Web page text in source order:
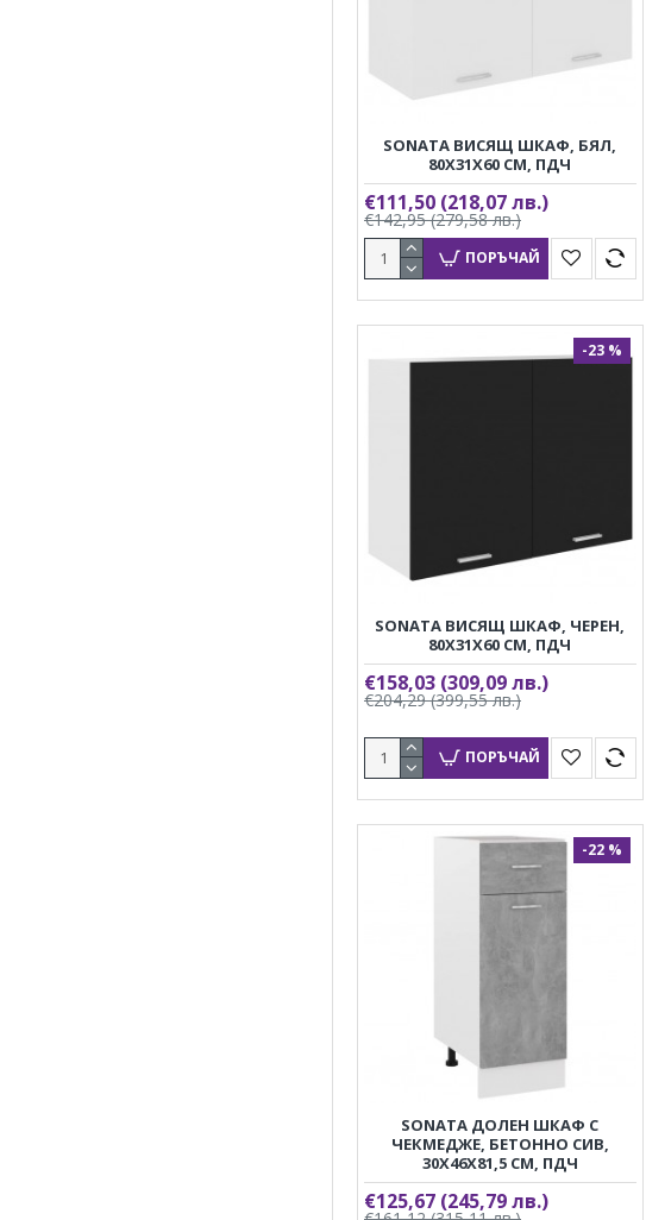
SONATA ВИСЯЩ ШКАФ, БЯЛ,
80X31X60 СМ, ПДЧ
€111,50 (218,07 лв.)
€142,95(279,58 лв.)
ПОРЪЧАЙ
-23 %
SONATA ВИСЯЩ ШКАФ, ЧЕРЕН,
80X31X60 СМ, ПДЧ
€158,03 (309,09 лв.)
€204,29(399,55 лв.)
ПОРЪЧАЙ
-22 %
SONATA ДОЛЕН ШКАФ С
ЧЕКМЕДЖЕ, БЕТОННО СИВ,
30X46X81,5 СМ, ПДЧ
€125,67 (245,79 лв.)